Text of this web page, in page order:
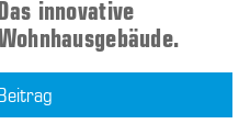
innovative